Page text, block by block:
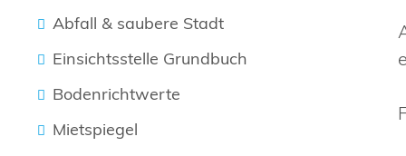
Abfall & saubere Stadt
Einsichtsstelle Grundbuch
Bodenrichtwerte
Mietspiegel